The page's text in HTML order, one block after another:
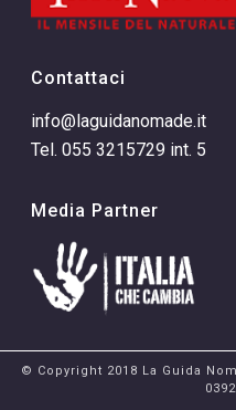
Contattaci
info@laguidanomade.it
Tel. 055 3215729 int. 5
Media Partner
© Copyright 2018 La Guida